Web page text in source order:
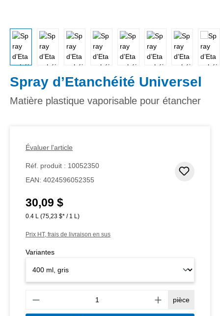
Spray d’Etanchéité Universel
Matière plastique vaporisable pour étancher
Évaluer l'article
Réf. produit : 10052350
EAN: 4024596052355
Prix régulier :
30,09 $
0.4 L (75,23 $* / 1 L)
Prix HT, frais de livraison en sus
Variantes
pièce